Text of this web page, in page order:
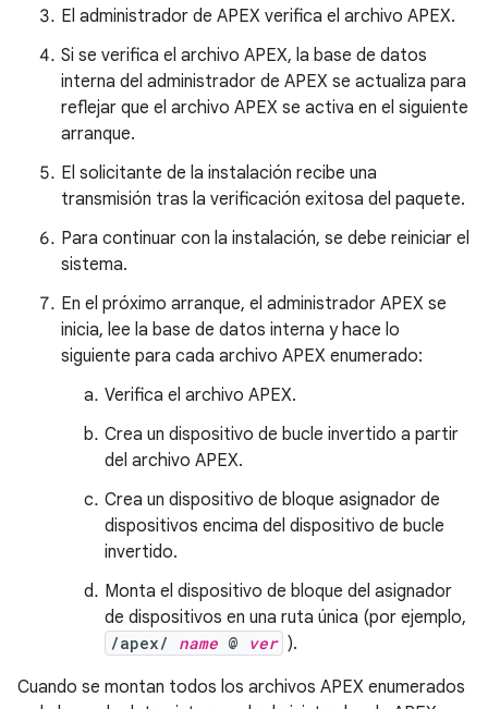
El administrador de APEX verifica el archivo APEX.
Si se verifica el archivo APEX, la base de datos
interna del administrador de APEX se actualiza para
reflejar que el archivo APEX se activa en el siguiente
arranque.
El solicitante de la instalación recibe una
transmisión tras la verificación exitosa del paquete.
Para continuar con la instalación, se debe reiniciar el
sistema.
En el próximo arranque, el administrador APEX se
inicia, lee la base de datos interna y hace lo
siguiente para cada archivo APEX enumerado:
Verifica el archivo APEX.
Crea un dispositivo de bucle invertido a partir
del archivo APEX.
Crea un dispositivo de bloque asignador de
dispositivos encima del dispositivo de bucle
invertido.
Monta el dispositivo de bloque del asignador
de dispositivos en una ruta única (por ejemplo,
/apex/ name @ ver ).
Cuando se montan todos los archivos APEX enumerados